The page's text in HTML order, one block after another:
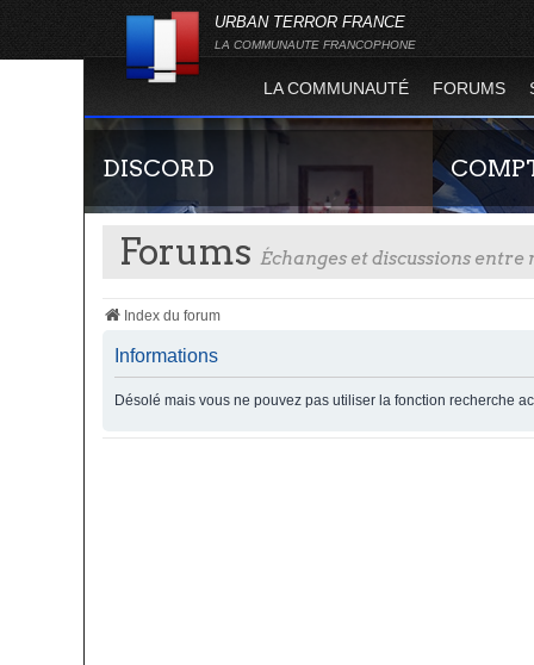
URBAN TERROR FRANCE
LA COMMUNAUTE FRANCOPHONE
LA COMMUNAUTÉ FORUMS
DISCORD
Rejoignez-nous sur le discord Urban Terror
Guide
Forums Échanges et discussions
Index du forum
Informations
Désolé mais vous ne pouvez pas utiliser la fonction recherche